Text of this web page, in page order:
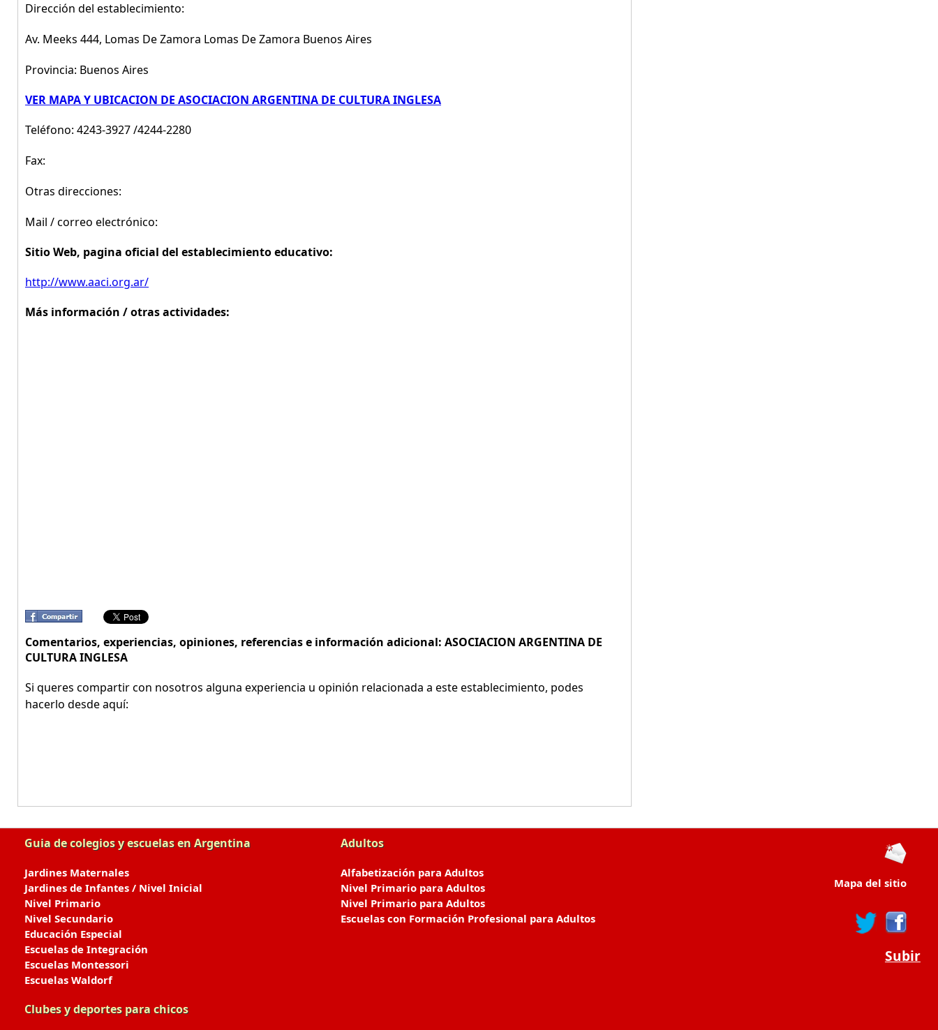
Dirección del establecimiento:
Av. Meeks 444, Lomas De Zamora Lomas De Zamora Buenos Aires
Provincia: Buenos Aires
VER MAPA Y UBICACION DE ASOCIACION ARGENTINA DE CULTURA INGLESA
Teléfono: 4243-3927 /4244-2280
Fax:
Otras direcciones:
Mail / correo electrónico:
Sitio Web, pagina oficial del establecimiento educativo:
http://www.aaci.org.ar/
Más información / otras actividades:
Comentarios, experiencias, opiniones, referencias e información adicional: ASOCIACION ARGENTINA DE
CULTURA INGLESA
Si queres compartir con nosotros alguna experiencia u opinión relacionada a este establecimiento, podes
hacerlo desde aquí:
Guia de colegios y escuelas en Argentina
Jardines Maternales
Jardines de Infantes / Nivel Inicial
Nivel Primario
Nivel Secundario
Educación Especial
Escuelas de Integración
Escuelas Montessori
Escuelas Waldorf
Clubes y deportes para chicos
Adultos
Alfabetización para Adultos
Nivel Primario para Adultos
Nivel Primario para Adultos
Escuelas con Formación Profesional para Adultos
Mapa del sitio
Subir